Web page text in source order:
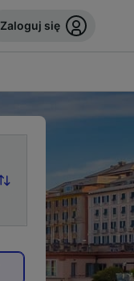
Zaloguj się